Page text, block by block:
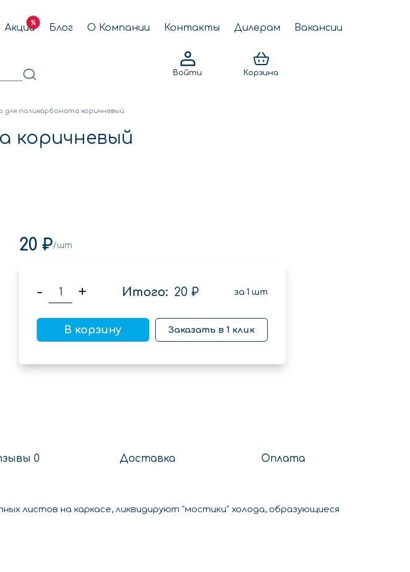
Акции Блог О Компании Контакты Дилерам Вакансии
Войти Корзина
для поликарбоната коричневый
коричневый
20 ₽/шт
- + Итого: 20 ₽ за 1 шт
В корзину Заказать в 1 клик
0 Доставка Оплата
листов на каркасе, ликвидируют "мостики" холода, образующиеся